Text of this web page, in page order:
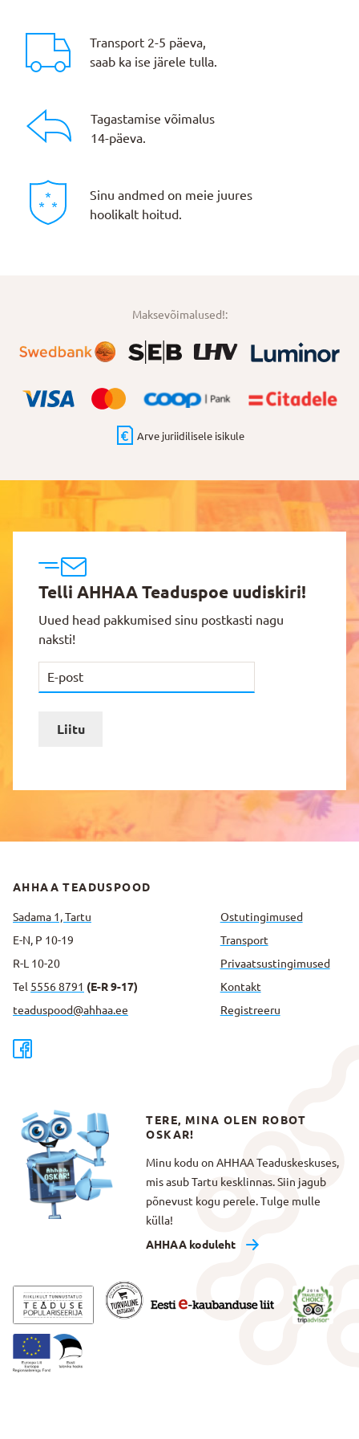
Transport 2-5 päeva,
saab ka ise järele tulla.
Tagastamise võimalus
14-päeva.
Sinu andmed on meie juures
hoolikalt hoitud.
Maksevõimalused!:
Arve juriidilisele isikule
Telli AHHAA Teaduspoe uudiskiri!
Uued head pakkumised sinu postkasti nagu
naksti!
Liitu
AHHAA TEADUSPOOD
Sadama 1, Tartu
E-N, P 10-19
R-L 10-20
Tel 5556 8791 (E-R 9-17)
teaduspood@ahhaa.ee
Ostutingimused
Transport
Privaatsus­tingimused
Kontakt
Registreeru
TERE, MINA OLEN ROBOT
OSKAR!
Minu kodu on AHHAA Teaduskeskuses,
mis asub Tartu kesklinnas. Siin jagub
põnevust kogu perele. Tulge mulle
külla!
AHHAA koduleht